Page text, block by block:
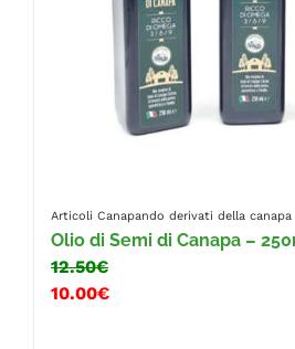
Articoli Canapando derivati della canapa
Olio di Semi di Canapa –
12.50€
10.00€